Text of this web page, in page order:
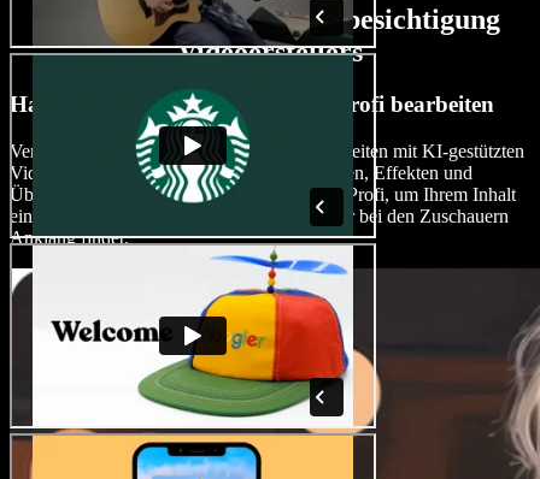
Funktionen des KI-Hausbesichtigung
Videoerstellers
Hausbesichtigungsvideos wie ein Profi bearbeiten
Verbessern Sie Ihre Videobearbeitungsfähigkeiten mit KI-gestützten
Videobearbeitungstools, anpassbaren Vorlagen, Effekten und
Übergängen. Bearbeiten Sie Videos wie ein Profi, um Ihrem Inhalt
einen professionellen Touch zu verleihen, der bei den Zuschauern
Anklang findet.